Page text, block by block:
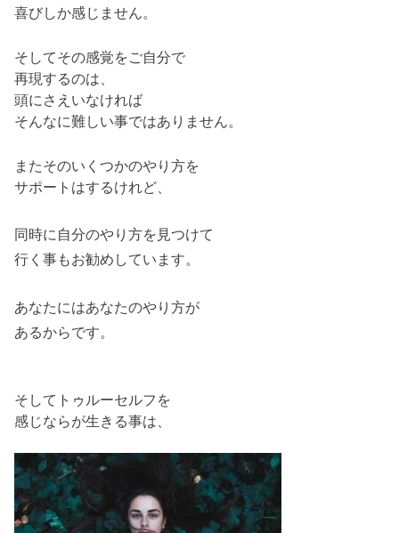
喜びしか感じません。
そしてその感覚をご自分で
再現するのは、
頭にさえいなければ
そんなに難しい事ではありません。
またそのいくつかのやり方を
サポートはするけれど、
同時に自分のやり方を見つけて
行く事もお勧めしています。
あなたにはあなたのやり方が
あるからです。
そしてトゥルーセルフを
感じならが生きる事は、